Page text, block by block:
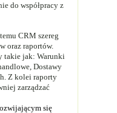
do współpracy z
CRM szereg
oraz raportów.
takie jak: Warunki
Dostawy
Z kolei raporty
zarządzać
się